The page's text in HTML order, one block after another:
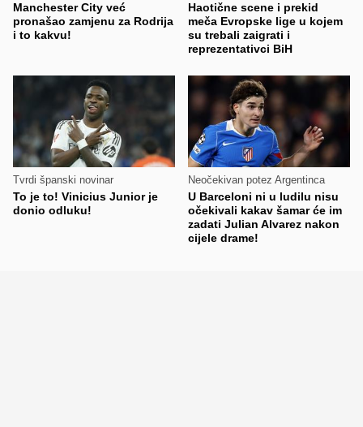
Manchester City već
pronašao zamjenu za Rodrija
i to kakvu!
Haotične scene i prekid
meča Evropske lige u kojem
su trebali zaigrati i
reprezentativci BiH
Tvrdi španski novinar
To je to! Vinicius Junior je
donio odluku!
Neočekivan potez Argentinca
U Barceloni ni u ludilu nisu
očekivali kakav šamar će im
zadati Julian Alvarez nakon
cijele drame!